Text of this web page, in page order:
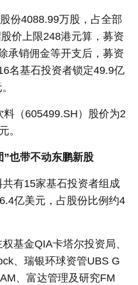
份4088.99万股，占全部
价上限248港元算，募资
承销佣金等开支后，募资
名基石投资者锁定49.9亿
（605499.SH）股价为2
。
”也带不动东鹏新股
有15家基石投资者组成
亿美元，占股份比例约4
基金QIA卡塔尔投资局、
、瑞银环球资管UBS G
、富达管理及研究FM